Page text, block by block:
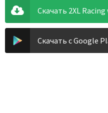
Скачать 2XL Racing
Скачать с Google